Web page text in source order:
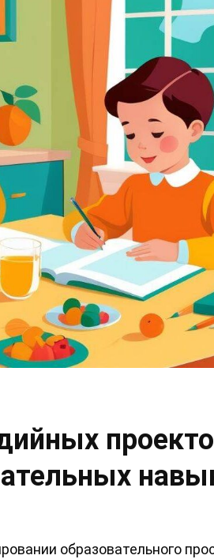
образовательного